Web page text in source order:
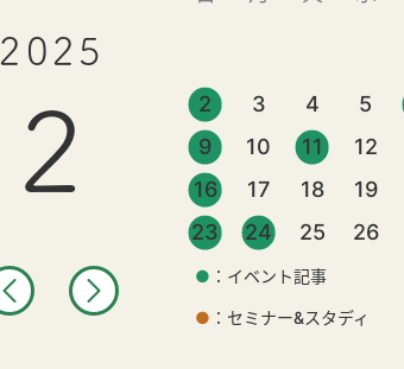
2025
2
2
3 4 5
9
10 11 12
16
17 18 19
23
24 25 26
● ：イベント記事
● ：セミナー&スタディ